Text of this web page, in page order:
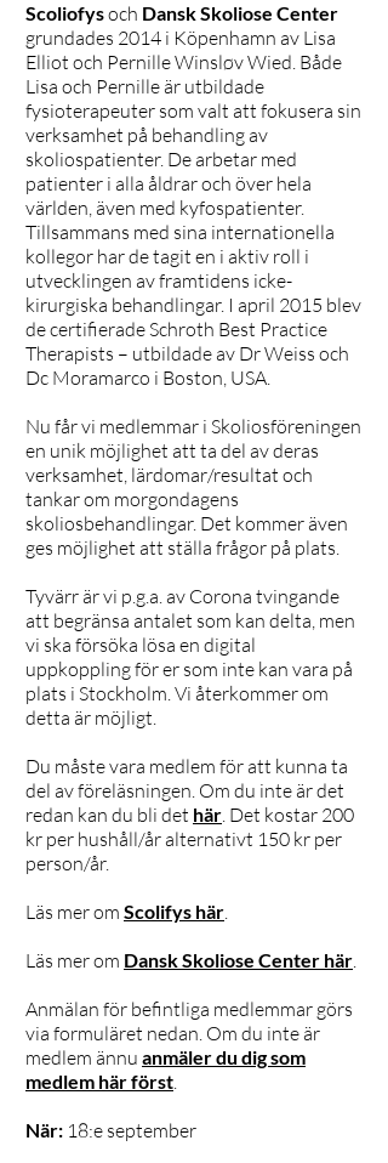
Scoliofysoch Dansk Skoliose Center
grundades 2014 i Köpenhamn av Lisa
Elliot och Pernille Winsløv Wied. Både
Lisa och Pernille är utbildade
fysioterapeuter som valt att fokusera sin
verksamhet på behandling av
skoliospatienter. De arbetar med
patienter i alla åldrar och över hela
världen, även med kyfospatienter.
Tillsammans med sina internationella
kollegor har de tagit en i aktiv roll i
utvecklingen av framtidens icke-
kirurgiska behandlingar. I april 2015 blev
de certifierade Schroth Best Practice
Therapists – utbildade av Dr Weiss och
Dc Moramarco i Boston, USA.
Nu får vi medlemmar i Skoliosföreningen
en unik möjlighet att ta del av deras
verksamhet, lärdomar/resultat och
tankar om morgondagens
skoliosbehandlingar. Det kommer även
ges möjlighet att ställa frågor på plats.
Tyvärr är vi p.g.a. av Corona tvingande
att begränsa antalet som kan delta, men
vi ska försöka lösa en digital
uppkoppling för er som inte kan vara på
plats i Stockholm. Vi återkommer om
detta är möjligt.
Du måste vara medlem för att kunna ta
del av föreläsningen. Om du inte är det
redan kan du bli det här. Det kostar 200
kr per hushåll/år alternativt 150 kr per
person/år.
Läs mer om Scolifys här.
Läs mer om Dansk Skoliose Center här.
Anmälan för befintliga medlemmar görs
via formuläret nedan. Om du inte är
medlem ännu anmäler du dig som
medlem här först.
När: 18:e september